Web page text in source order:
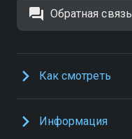
Обратная связь
Как смотреть
Информация